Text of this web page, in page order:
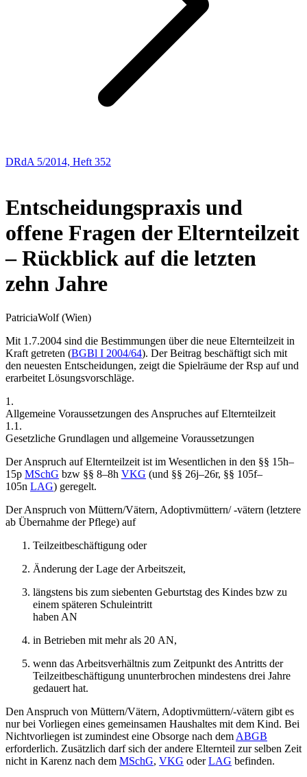
DRdA 5/2014, Heft 352
Entscheidungspraxis und
offene Fragen der Elternteilzeit
– Rückblick auf die letzten
zehn Jahre
PatriciaWolf(Wien)
Mit 1.7.2004 sind die Bestimmungen über die neue Elternteilzeit in
Kraft getreten (BGBl I 2004/64). Der Beitrag beschäftigt sich mit
den neuesten Entscheidungen, zeigt die Spielräume der Rsp auf und
erarbeitet Lösungsvorschläge.
1.
Allgemeine Voraussetzungen des Anspruches auf Elternteilzeit
1.1.
Gesetzliche Grundlagen und allgemeine Voraussetzungen
Der Anspruch auf Elternteilzeit ist im Wesentlichen in den §§ 15h–
15p MSchG bzw §§ 8–8h VKG (und §§ 26j–26r, §§ 105f–
105n LAG) geregelt.
DerAnspruch von Müttern/Vätern, Adoptivmüttern/ -vätern (letztere
ab Übernahme der Pflege) auf
Teilzeitbeschäftigung oder
Änderung der Lage der Arbeitszeit,
längstens bis zum siebenten Geburtstag des Kindes bzw zu
einem späteren Schuleintritt
haben AN
in Betrieben mit mehr als 20 AN,
wenn das Arbeitsverhältnis zum Zeitpunkt des Antritts der
Teilzeitbeschäftigung ununterbrochen mindestens drei Jahre
gedauert hat.
Den Anspruch von Müttern/Vätern, Adoptivmüttern/-vätern gibt es
nur bei Vorliegen eines gemeinsamen Haushaltes mit dem Kind. Bei
Nichtvorliegen ist zumindest eine Obsorge nach dem ABGB
erforderlich. Zusätzlich darf sich der andere Elternteil zur selben Zeit
nicht in Karenz nach dem MSchG, VKG oderLAG befinden.